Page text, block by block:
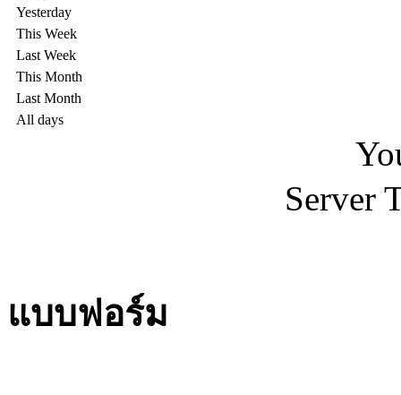
Yesterday
This Week
Last Week
This Month
Last Month
All days
Server
แบบฟอร์ม